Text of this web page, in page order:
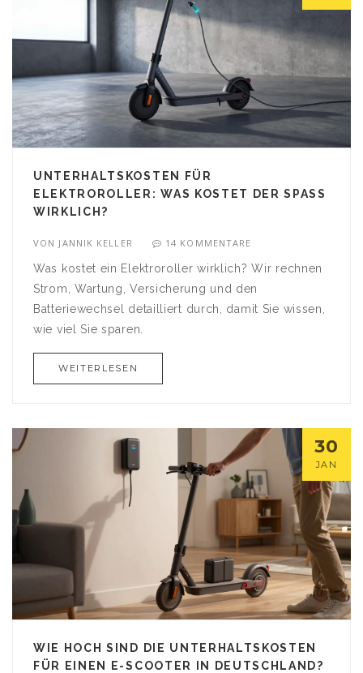
UNTERHALTSKOSTEN FÜR
ELEKTROROLLER: WAS KOSTET DER SPASS W
IRKLICH?
VON JANNIK KELLER 14 KOMMENTARE
Was kostet ein Elektroroller wirklich? Wir rechnen
Strom, Wartung, Versicherung und den
Batteriewechsel detailliert durch, damit Sie wissen,
wie viel Sie sparen.
WEITERLESEN
30
JAN
WIE HOCH SIND DIE UNTERHALTSKOSTEN
FÜR EINEN E-SCOOTER IN DEUTSCHLAND?